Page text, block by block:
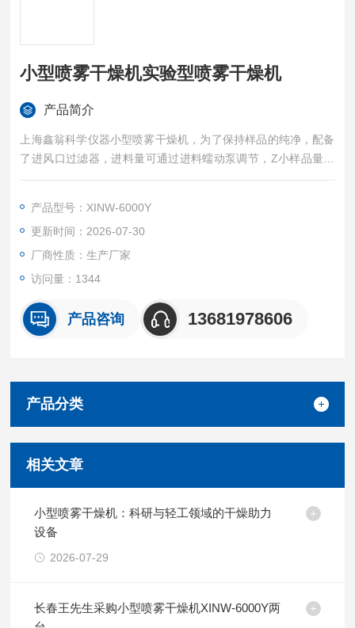
小型喷雾干燥机实验型喷雾干燥机
产品简介
上海鑫翁科学仪器小型喷雾干燥机，为了保持样品的纯净，配备
了进风口过滤器，进料量可通过进料蠕动泵调节，Z小样品量可
达50ml。
产品型号：XINW-6000Y
更新时间：2026-07-30
厂商性质：生产厂家
访问量：1344
产品咨询 13681978606
产品分类
相关文章
小型喷雾干燥机：科研与轻工领域的干燥助力
设备
2026-07-29
长春王先生采购小型喷雾干燥机XINW-6000Y两